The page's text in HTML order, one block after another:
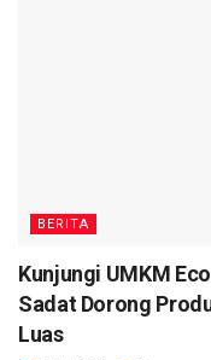
BERITA
Kunjungi UMKM
Sadat Dorong
Luas